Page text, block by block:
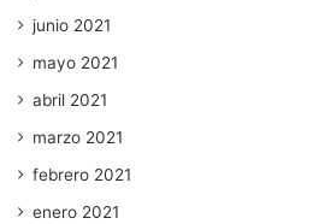
junio 2021
mayo 2021
abril 2021
marzo 2021
febrero 2021
enero 2021